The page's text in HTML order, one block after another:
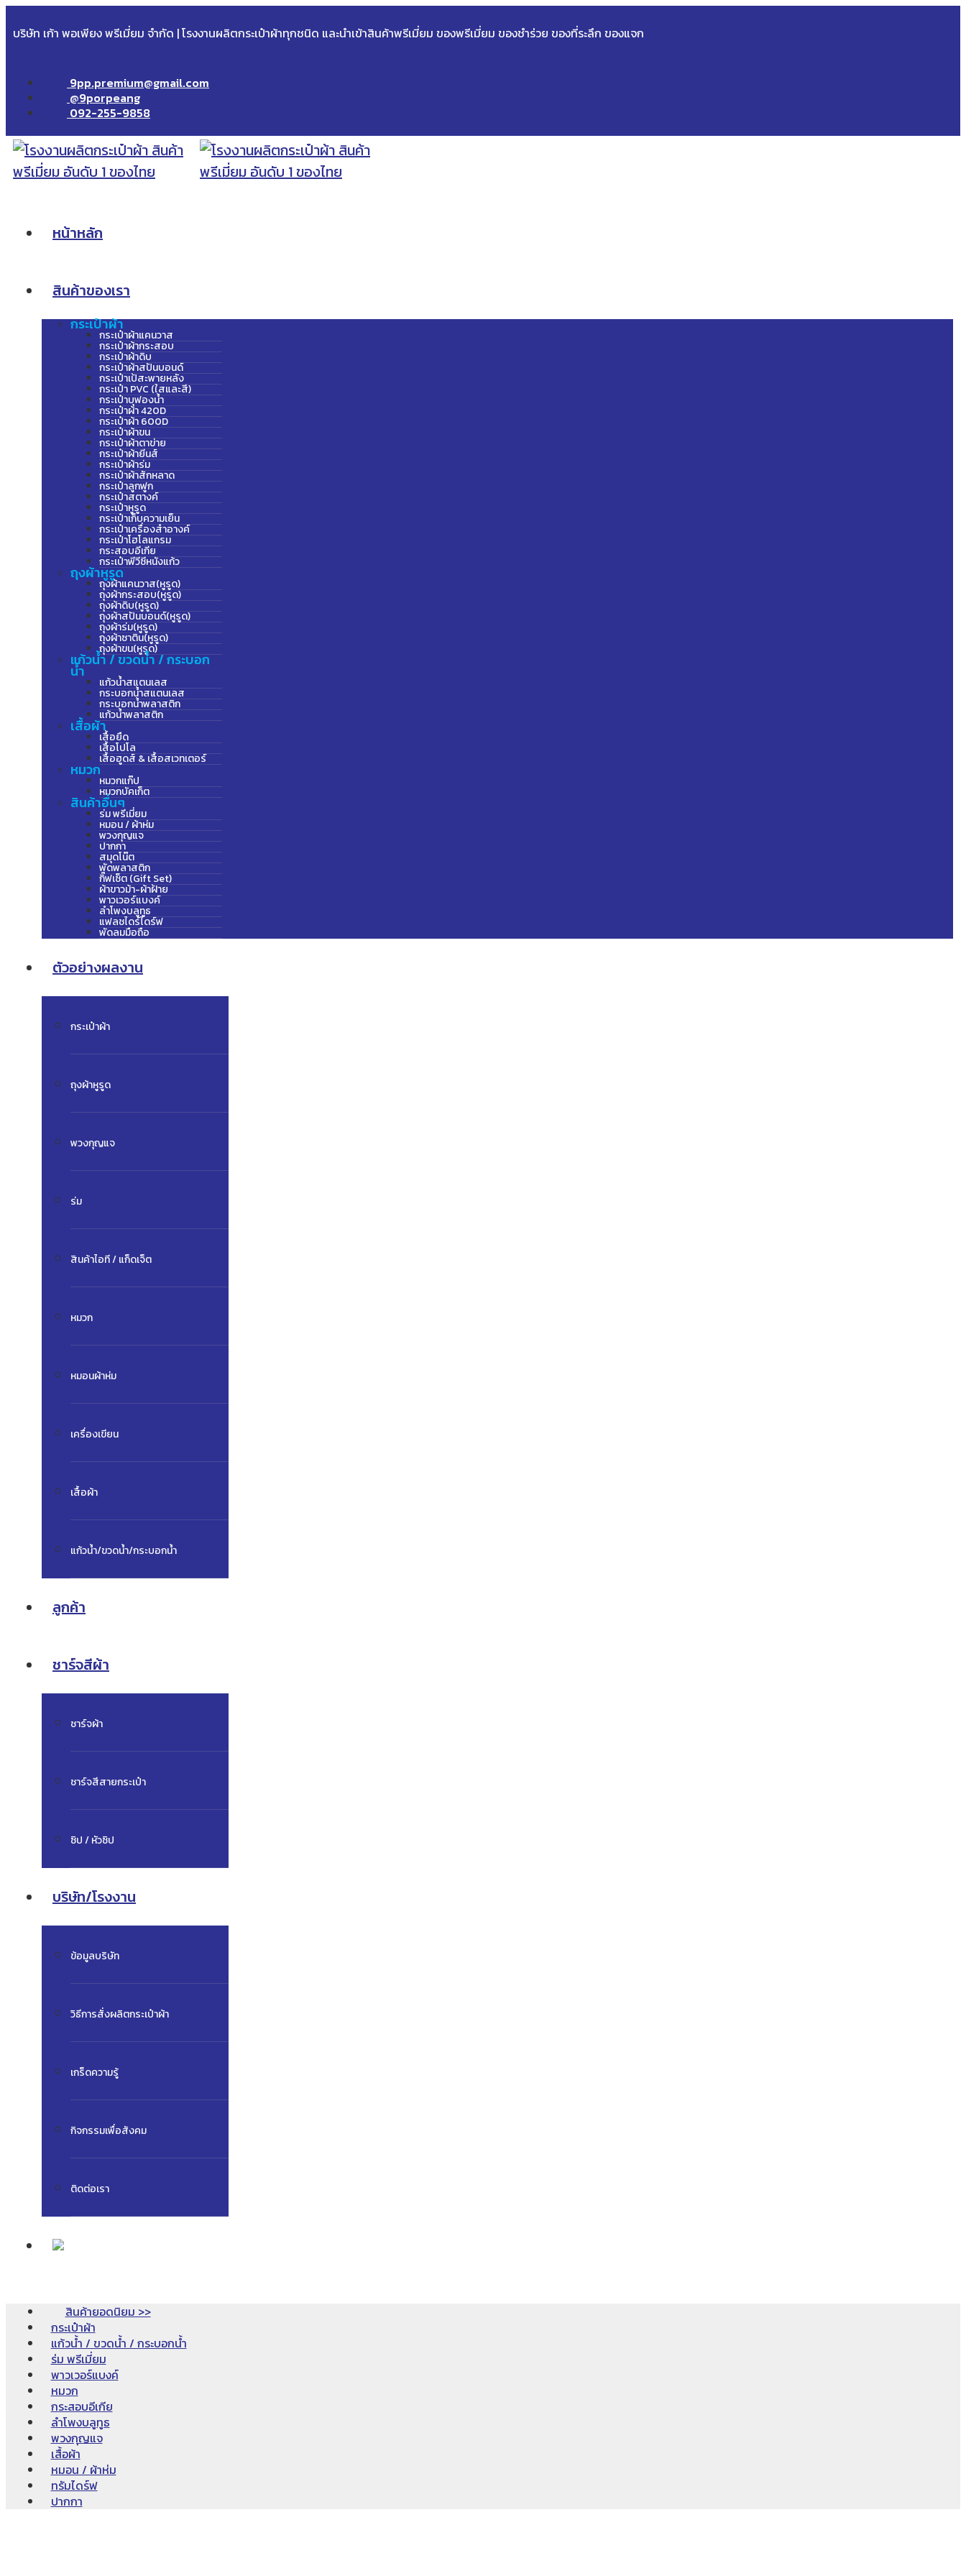
บริษัท เก้า พอเพียง พรีเมี่ยม จำกัด | โรงงานผลิตกระเป๋าผ้าทุกชนิด และนำเข้าสินค้าพรีเมี่ยม ของพรีเมี่ยม ของชำร่วย ของที่ระลึก ของแจก
9pp.premium@gmail.com
@9porpeang
092-255-9858
หน้าหลัก
สินค้าของเรา
กระเป๋าผ้า
กระเป๋าผ้าแคนวาส
กระเป๋าผ้ากระสอบ
กระเป๋าผ้าดิบ
กระเป๋าผ้าสปันบอนด์
กระเป๋าเป้สะพายหลัง
กระเป๋า PVC (ใสและสี)
กระเป๋าบุฟองน้ำ
กระเป๋าผ้า 420D
กระเป๋าผ้า 600D
กระเป๋าผ้าขน
กระเป๋าผ้าตาข่าย
กระเป๋าผ้ายีนส์
กระเป๋าผ้าร่ม
กระเป๋าผ้าสักหลาด
กระเป๋าลูกฟูก
กระเป๋าสตางค์
กระเป๋าหูรูด
กระเป๋าเก็บความเย็น
กระเป๋าเครื่องสำอางค์
กระเป๋าโฮโลแกรม
กระสอบอีเกีย
กระเป๋าพีวีซีหนังแก้ว
ถุงผ้าหูรูด
ถุงผ้าแคนวาส(หูรูด)
ถุงผ้ากระสอบ(หูรูด)
ถุงผ้าดิบ(หูรูด)
ถุงผ้าสปันบอนด์(หูรูด)
ถุงผ้าร่ม(หูรูด)
ถุงผ้าซาติน(หูรูด)
ถุงผ้าขน(หูรูด)
แก้วน้ำ / ขวดน้ำ / กระบอก
น้ำ
แก้วน้ำสแตนเลส
กระบอกน้ำสแตนเลส
กระบอกน้ำพลาสติก
แก้วน้ำพลาสติก
เสื้อผ้า
เสื้อยืด
เสื้อโปโล
เสื้อฮูดส์ & เสื้อสเวทเตอร์
หมวก
หมวกแก๊ป
หมวกบัคเก็ต
สินค้าอื่นๆ
ร่ม พรีเมี่ยม
หมอน / ผ้าห่ม
พวงกุญแจ
ปากกา
สมุดโน๊ต
พัดพลาสติก
กิ๊ฟเซ็ต (Gift Set)
ผ้าขาวม้า-ผ้าฝ้าย
พาวเวอร์แบงค์
ลำโพงบลูทูธ
แฟลชไดร์ไดร์ฟ
พัดลมมือถือ
ตัวอย่างผลงาน
กระเป๋าผ้า
ถุงผ้าหูรูด
พวงกุญแจ
ร่ม
สินค้าไอที / แก็ดเจ็ต
หมวก
หมอนผ้าห่ม
เครื่องเขียน
เสื้อผ้า
แก้วน้ำ/ขวดน้ำ/กระบอกน้ำ
ลูกค้า
ชาร์จสีผ้า
ชาร์จผ้า
ชาร์จสีสายกระเป๋า
ซิป / หัวซิป
บริษัท/โรงงาน
ข้อมูลบริษัท
วิธีการสั่งผลิตกระเป๋าผ้า
เกร็ดความรู้
กิจกรรมเพื่อสังคม
ติดต่อเรา
สินค้ายอดนิยม >>
กระเป๋าผ้า
แก้วน้ำ / ขวดน้ำ / กระบอกน้ำ
ร่ม พรีเมี่ยม
พาวเวอร์แบงค์
หมวก
กระสอบอีเกีย
ลำโพงบลูทูธ
พวงกุญแจ
เสื้อผ้า
หมอน / ผ้าห่ม
ทรัมไดร์ฟ
ปากกา